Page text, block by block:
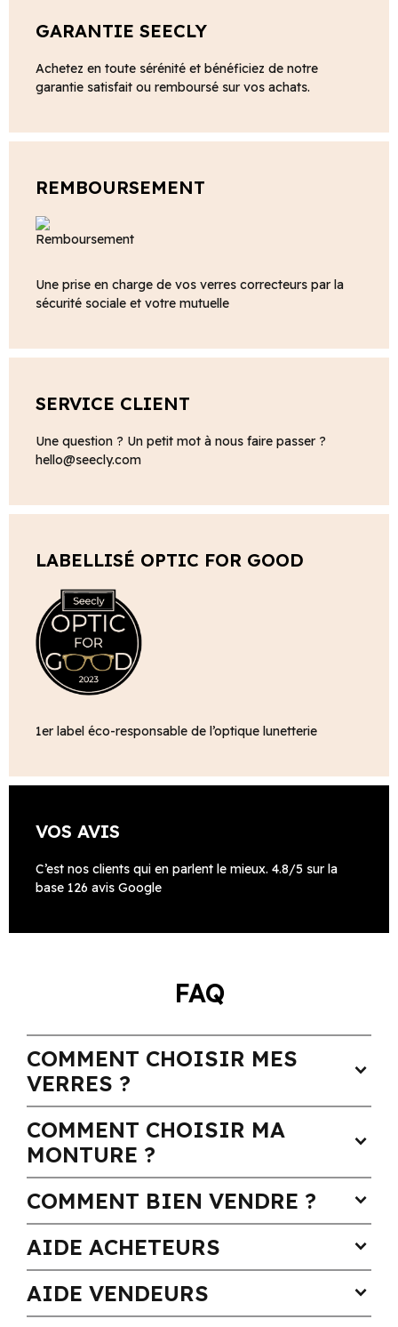
GARANTIE SEECLY
Achetez en toute sérénité et bénéficiez de notre
garantie satisfait ou remboursé sur vos achats.
REMBOURSEMENT
Une prise en charge de vos verres correcteurs par la
sécurité sociale et votre mutuelle
SERVICE CLIENT
Une question ? Un petit mot à nous faire passer ?
hello@seecly.com
LABELLISÉ OPTIC FOR GOOD
1er label éco-responsable de l’optique lunetterie
VOS AVIS
C’est nos clients qui en parlent le mieux. 4.8/5 sur la
base 126 avis Google
FAQ
COMMENT CHOISIR MES
VERRES ?
expand_more
COMMENT CHOISIR MA
MONTURE ?
expand_more
COMMENT BIEN VENDRE ? expand_more
AIDE ACHETEURS expand_more
AIDE VENDEURS expand_more